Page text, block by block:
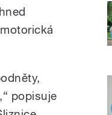
popisuje